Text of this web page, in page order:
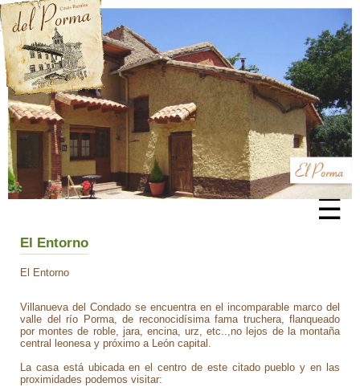
☰
El Entorno
El Entorno
Villanueva del Condado se encuentra en el incomparable marco del
valle del río Porma, de reconocidísima fama truchera, flanqueado
por montes de roble, jara, encina, urz, etc..,no lejos de la montaña
central leonesa y próximo a León capital.
La casa está ubicada en el centro de este citado pueblo y en las
proximidades podemos visitar: